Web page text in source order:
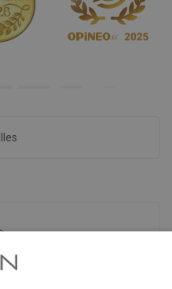
goederen
centrum met een